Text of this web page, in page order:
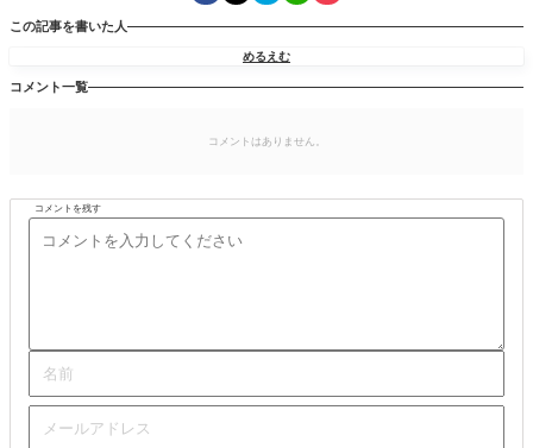
この記事を書いた人
めるえむ
コメント一覧
コメントはありません。
コメントを残す